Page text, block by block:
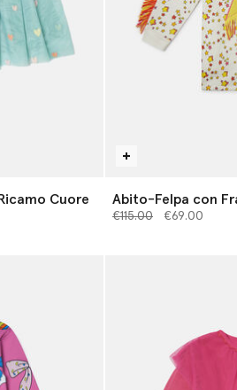
Cuore Abito-Felpa con
Prezzo ridotto da
€115.00a €69.00